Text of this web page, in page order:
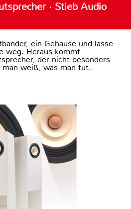
· Stieb Audio
ein Gehäuse und lasse
weg. Heraus kommt
der nicht besonders
weiß, was man tut.